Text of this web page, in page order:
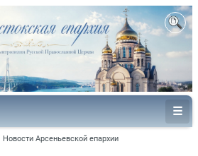
Новости Арсеньевской епархии